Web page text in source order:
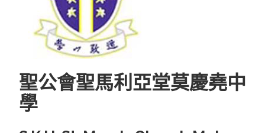
聖公會聖馬利亞堂莫慶堯中
學